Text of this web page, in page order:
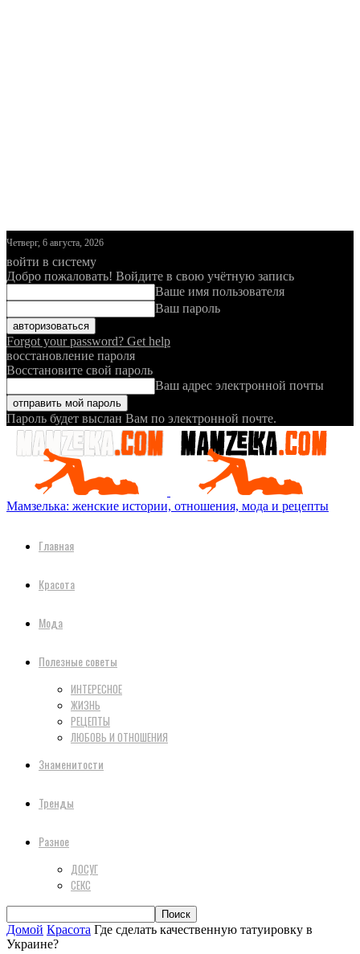
Четверг, 6 августа, 2026
войти в систему
Добро пожаловать! Войдите в свою учётную запись
Ваше имя пользователя
Ваш пароль
Forgot your password? Get help
восстановление пароля
Восстановите свой пароль
Ваш адрес электронной почты
Пароль будет выслан Вам по электронной почте.
Мамзелька: женские истории, отношения, мода и рецепты
Главная
Красота
Мода
Полезные советы
ИНТЕРЕСНОЕ
ЖИЗНЬ
РЕЦЕПТЫ
ЛЮБОВЬ И ОТНОШЕНИЯ
Знаменитости
Тренды
Разное
ДОСУГ
СЕКС
Домой Красота Где сделать качественную татуировку в
Украине?